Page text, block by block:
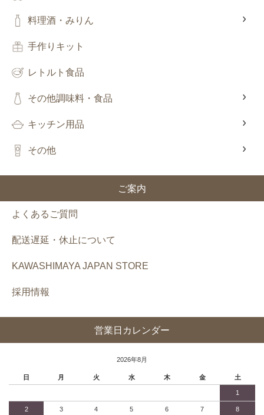
料理酒・みりん
手作りキット
レトルト食品
その他調味料・食品
キッチン用品
その他
ご案内
よくあるご質問
配送遅延・休止について
KAWASHIMAYA JAPAN STORE
採用情報
営業日カレンダー
2026年8月
日 月 火 水 木 金 土
1
2 3 4 5 6 7 8